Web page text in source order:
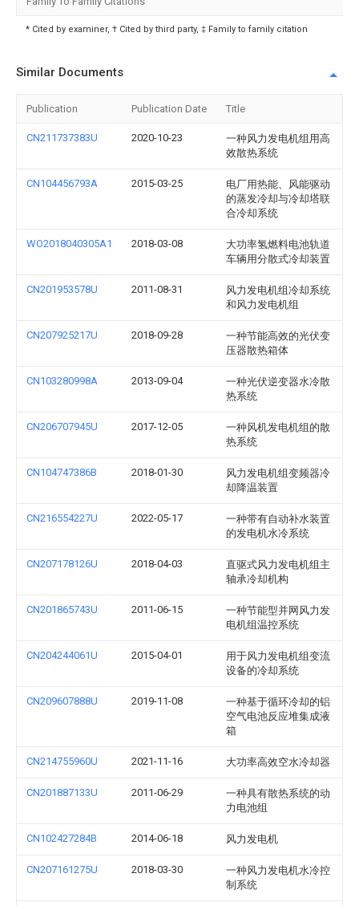
* Cited by examiner, † Cited by third party, ‡ Family to family citation
Similar Documents
Publication Publication Date Title
CN211737383U 2020-10-23
一种风力发电机组用高
效散热系统
CN104456793A 2015-03-25
电厂用热能、风能驱动
的蒸发冷却与冷却塔联
合冷却系统
WO2018040305A1 2018-03-08
大功率氢燃料电池轨道
车辆用分散式冷却装置
CN201953578U 2011-08-31
风力发电机组冷却系统
和风力发电机组
CN207925217U 2018-09-28
一种节能高效的光伏变
压器散热箱体
CN103280998A 2013-09-04
一种光伏逆变器水冷散
热系统
CN206707945U 2017-12-05
一种风机发电机组的散
热系统
CN104747386B 2018-01-30
风力发电机组变频器冷
却降温装置
CN216554227U 2022-05-17
一种带有自动补水装置
的发电机水冷系统
CN207178126U 2018-04-03
直驱式风力发电机组主
轴承冷却机构
CN201865743U 2011-06-15
一种节能型并网风力发
电机组温控系统
CN204244061U 2015-04-01
用于风力发电机组变流
设备的冷却系统
CN209607888U 2019-11-08
一种基于循环冷却的铝
空气电池反应堆集成液
箱
CN214755960U 2021-11-16 大功率高效空水冷却器
CN201887133U 2011-06-29
一种具有散热系统的动
力电池组
CN102427284B 2014-06-18 风力发电机
CN207161275U 2018-03-30
一种风力发电机水冷控
制系统